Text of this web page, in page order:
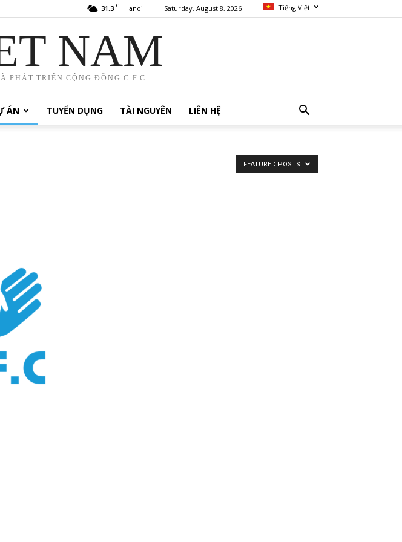
31.3 C Hanoi Saturday, August 8, 2026 Tiếng Việt
NAM
PHÁT TRIỂN CỘNG ĐỒNG C.F.C
ÁN TUYỂN DỤNG TÀI NGUYÊN LIÊN HỆ
FEATURED POSTS